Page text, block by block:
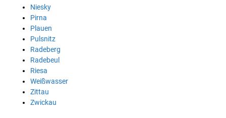
Niesky
Pirna
Plauen
Pulsnitz
Radeberg
Radebeul
Riesa
Weißwasser
Zittau
Zwickau